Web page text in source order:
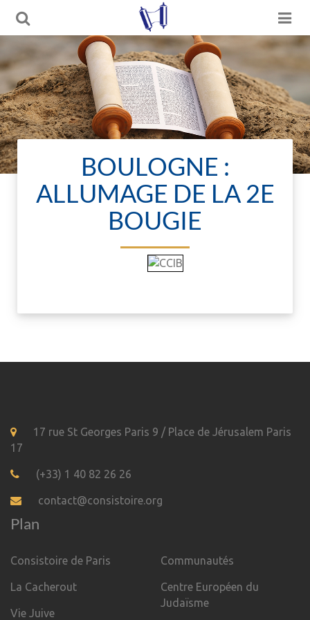
BOULOGNE :
ALLUMAGE DE LA 2E
BOUGIE
17 rue St Georges Paris 9 / Place de Jérusalem Paris
17
(+33) 1 40 82 26 26
contact@consistoire.org
Plan
Consistoire de Paris
La Cacherout
Vie Juive
Communautés
Centre Européen du
Judaïsme